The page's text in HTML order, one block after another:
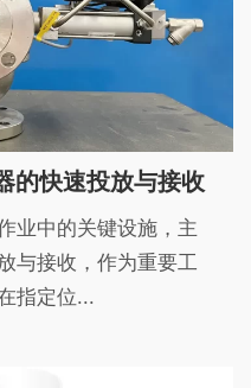
的快速投放与接收
业中的关键设施，主
与接收，作为重要工
指定位...